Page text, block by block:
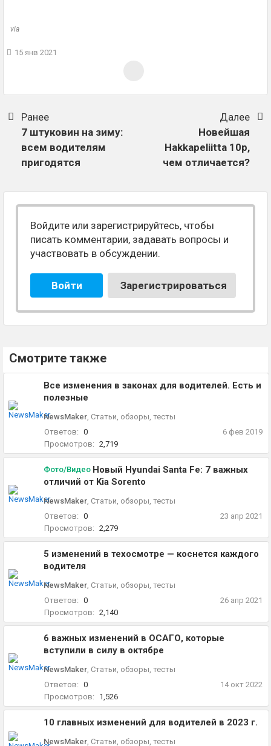
via
15 янв 2021
Ранее
7 штуковин на зиму:
всем водителям
пригодятся
Далее
Новейшая
Hakkapeliitta 10p,
чем отличается?
Войдите или зарегистрируйтесь, чтобы
писать комментарии, задавать вопросы и
участвовать в обсуждении.
Войти Зарегистрироваться
Смотрите также
Все изменения в законах для водителей. Есть и
полезные
NewsMaker, Статьи, обзоры, тесты
Ответов: 0
Просмотров: 2,719
6 фев 2019
Фото/Видео Новый Hyundai Santa Fe: 7 важных
отличий от Kia Sorento
NewsMaker, Статьи, обзоры, тесты
Ответов: 0
Просмотров: 2,279
23 апр 2021
5 изменений в техосмотре — коснется каждого
водителя
NewsMaker, Статьи, обзоры, тесты
Ответов: 0
Просмотров: 2,140
26 апр 2021
6 важных изменений в ОСАГО, которые
вступили в силу в октябре
NewsMaker, Статьи, обзоры, тесты
Ответов: 0
Просмотров:
1,526
14 окт 2022
10 главных изменений для водителей в 2023 г.
NewsMaker, Статьи, обзоры, тесты